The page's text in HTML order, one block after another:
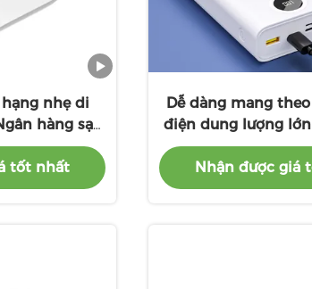
nhẹ di
hàng sạc
cao
tốt nhất
Dễ dàng mang
điện dung lượng
PD20W Input
Nhận được giá